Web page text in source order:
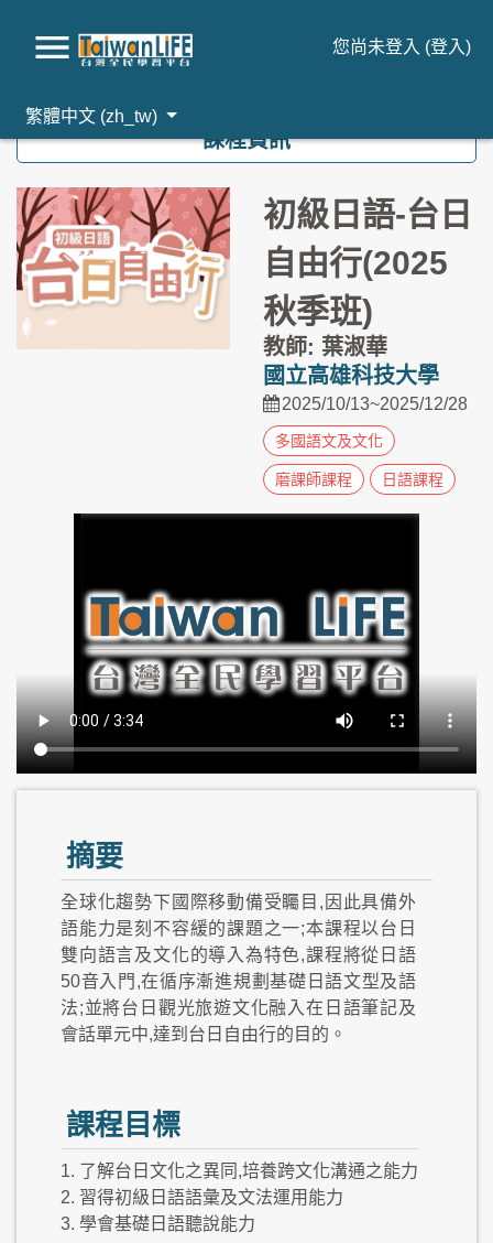
您尚未登入 (登入)
繁體中文 ‎(zh_tw)‎
課程資訊
初級日語-台日
自由行(2025
秋季班)
教師: 葉淑華
國立高雄科技大學
2025/10/13~2025/12/28
多國語文及文化
磨課師課程 日語課程
摘要
全球化趨勢下國際移動備受矚目,因此具備外
語能力是刻不容緩的課題之一;本課程以台日
雙向語言及文化的導入為特色,課程將從日語
50音入門,在循序漸進規劃基礎日語文型及語
法;並將台日觀光旅遊文化融入在日語筆記及
會話單元中,達到台日自由行的目的。
課程目標
1. 了解台日文化之異同,培養跨文化溝通之能力
2. 習得初級日語語彙及文法運用能力
3. 學會基礎日語聽說能力